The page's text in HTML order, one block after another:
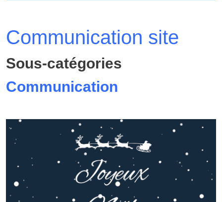
Communication site
Sous-catégories
Communication